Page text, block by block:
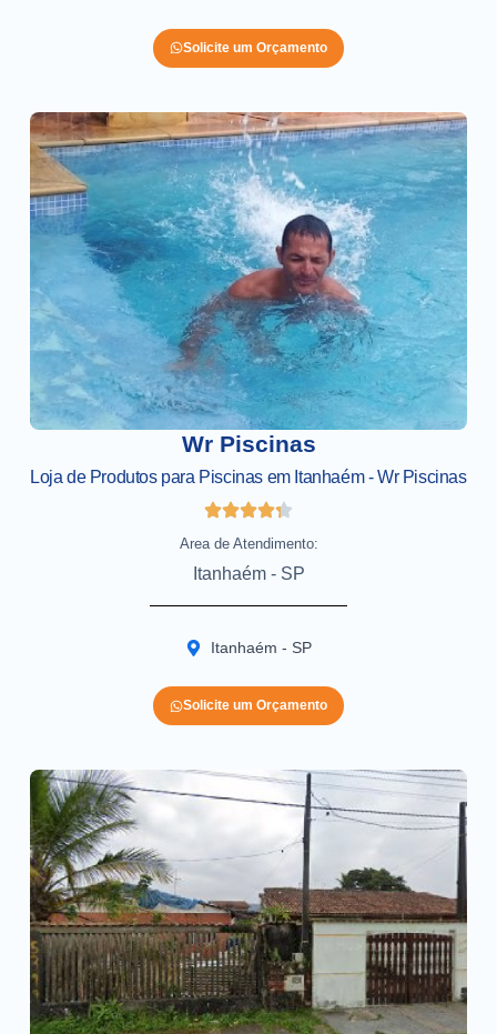
Solicite um Orçamento
Wr Piscinas
Loja de Produtos para Piscinas em Itanhaém - Wr Piscinas
Area de Atendimento:
Itanhaém - SP
Itanhaém - SP
Solicite um Orçamento